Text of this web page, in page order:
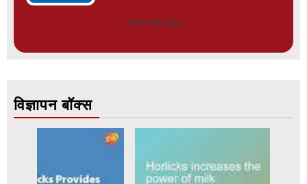
View Results
विज्ञापन बॉक्स